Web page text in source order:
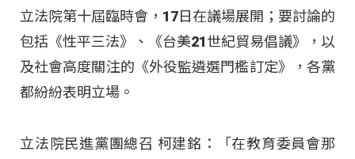
立法院第十屆臨時會，17日在議場展開；要討論的
包括《性平三法》、《台美21世紀貿易倡議》，以
及社會高度關注的《外役監遴選門檻訂定》，各黨
都紛紛表明立場。
立法院民進黨團總召 柯建銘：「在教育委員會那